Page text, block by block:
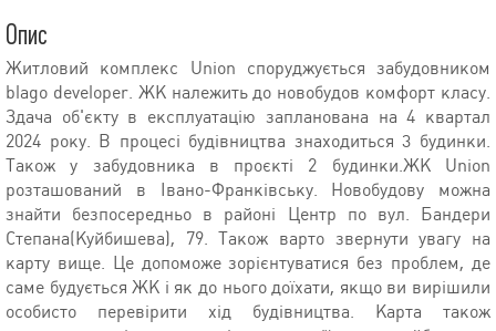
Опис
Житловий комплекс Union споруджується забудовником
blago developer. ЖК належить до новобудов комфорт класу.
Здача об'єкту в експлуатацію запланована на 4 квартал
2024 року. В процесі будівництва знаходиться 3 будинки.
Також у забудовника в проєкті 2 будинки.ЖК Union
розташований в Івано-Франківську. Новобудову можна
знайти безпосередньо в районі Центр по вул. Бандери
Степана(Куйбишева), 79. Також варто звернути увагу на
карту вище. Це допоможе зорієнтуватися без проблем, де
саме будується ЖК і як до нього доїхати, якщо ви вирішили
особисто перевірити хід будівництва. Карта також